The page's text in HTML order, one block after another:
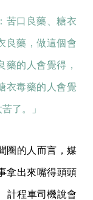
苦口良藥、糖衣
良藥，做這個會
藥的人會覺得，
衣毒藥的人會覺
了。」
圈的人而言，媒
拿出來嘴得頭頭
計程車司機說會